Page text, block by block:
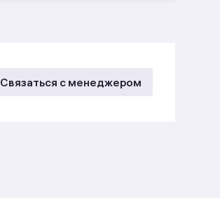
Связаться с менеджером